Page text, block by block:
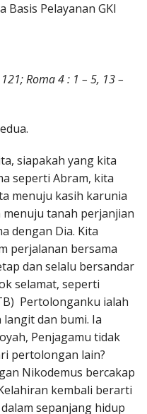
Basis Pelayanan GKI
Roma 4 : 1 – 5, 13 –
siapakah yang kita
seperti Abram, kita
menuju kasih karunia
tanah perjanjian
dengan Dia. Kita
perjalanan bersama
dan selalu bersandar
selamat, seperti
Pertolonganku ialah
dan bumi. Ia
Penjagamu tidak
pertolongan lain?
Nikodemus bercakap
kembali berarti
sepanjang hidup